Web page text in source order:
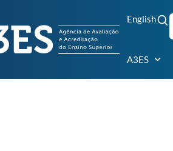
English
A3ES